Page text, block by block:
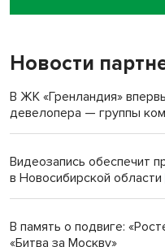
пенсионерки на вокзале
«Мы живём на
терроризируют жителей
Инвалид получил
Новосибирский
Новости
В ЖК «Гренландия»
девелопера — группы
Видеозапись обеспечит
в Новосибирской области
В память о подвиге:
«Битва за Москву»